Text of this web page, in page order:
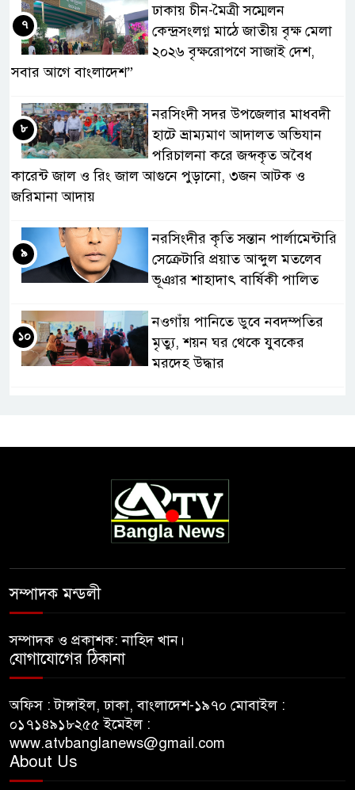
ঢাকায় চীন-মৈত্রী সম্মেলন
কেন্দ্রসংলগ্ন মাঠে জাতীয় বৃক্ষ মেলা
২০২৬ বৃক্ষরোপণে সাজাই দেশ,
সবার আগে বাংলাদেশ”
৭
নরসিংদী সদর উপজেলার মাধবদী
হাটে ভ্রাম্যমাণ আদালত অভিযান
পরিচালনা করে জব্দকৃত অবৈধ
কারেন্ট জাল ও রিং জাল আগুনে পুড়ানো, ৩জন আটক ও
জরিমানা আদায়
৮
নরসিংদীর কৃতি সন্তান পার্লামেন্টারি
সেক্রেটারি প্রয়াত আব্দুল মতলেব
ভূঞার শাহাদাৎ বার্ষিকী পালিত
৯
নওগাঁয় পানিতে ডুবে নবদম্পতির
মৃত্যু, শয়ন ঘর থেকে যুবকের
মরদেহ উদ্ধার
১০
সম্পাদক মন্ডলী
সম্পাদক ও প্রকাশক: নাহিদ খান।
যোগাযোগের ঠিকানা
অফিস : টাঙ্গাইল, ঢাকা, বাংলাদেশ-১৯৭০ মোবাইল :
০১৭১৪৯১৮২৫৫ ইমেইল :
www.atvbanglanews@gmail.com
About Us